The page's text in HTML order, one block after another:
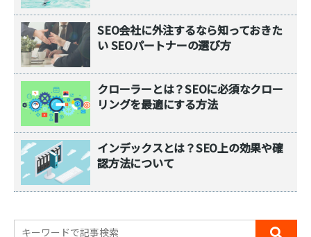
SEO会社に外注するなら知っておきた
い SEOパートナーの選び方
クローラーとは？SEOに必須なクロー
リングを最適にする方法
インデックスとは？SEO上の効果や確
認方法について